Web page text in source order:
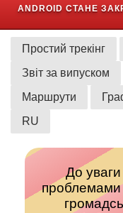
ANDROID СТАНЕ
Простий трекінг
Звіт за випуском
Маршрути
RU
До уваги
проблемами